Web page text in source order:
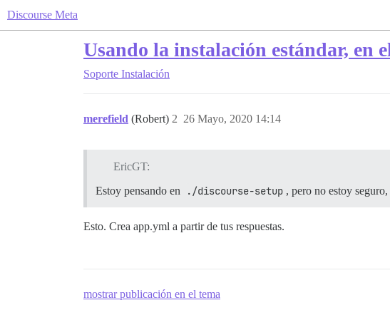
Discourse Meta
Usando la instalación estándar, en
Soporte Instalación
merefield (Robert) 26 Mayo, 2020 14:14
2
EricGT:
Estoy pensando en
./discourse-setup , pero no estoy
Esto. Crea app.yml a partir de tus respuestas.
mostrar publicación en el tema